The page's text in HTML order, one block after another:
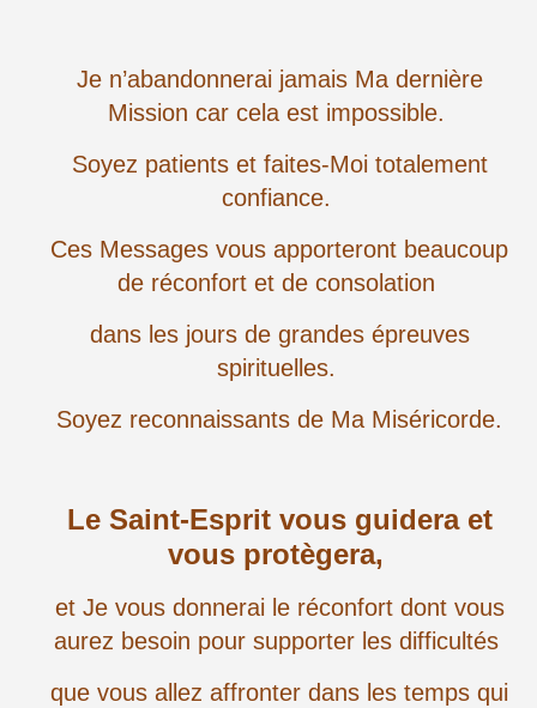
Je n’abandonnerai jamais Ma dernière
Mission car cela est impossible.
Soyez patients et faites-Moi totalement
confiance.
Ces Messages vous apporteront beaucoup
de réconfort et de consolation
dans les jours de grandes épreuves
spirituelles.
Soyez reconnaissants de Ma Miséricorde.
Le Saint-Esprit vous guidera et
vous protègera,
et Je vous donnerai le réconfort dont vous
aurez besoin pour supporter les difficultés
que vous allez affronter dans les temps qui